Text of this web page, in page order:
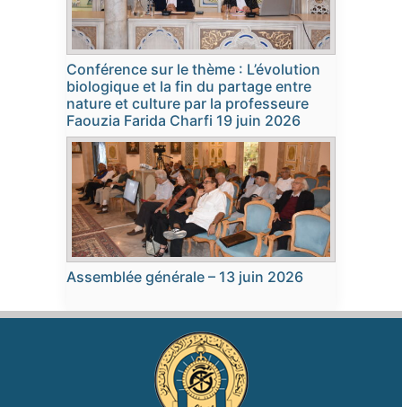
Conférence sur le thème : L’évolution
biologique et la fin du partage entre
nature et culture par la professeure
Faouzia Farida Charfi 19 juin 2026
Assemblée générale – 13 juin 2026